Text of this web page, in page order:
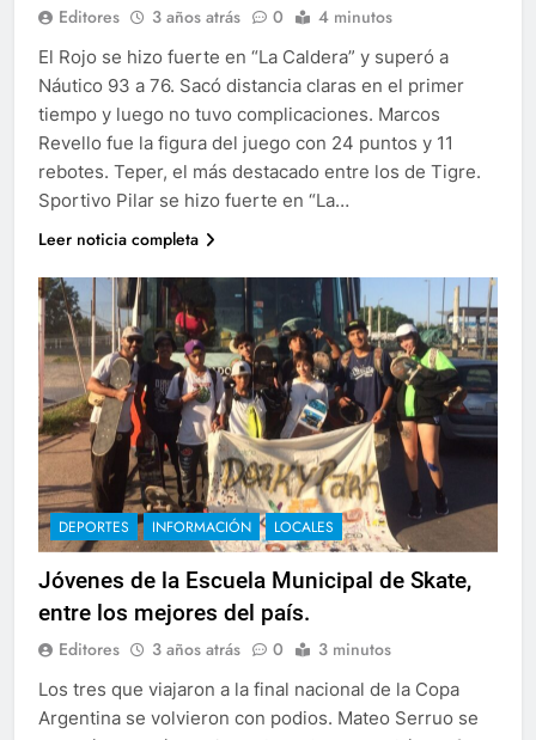
Editores 3 años atrás 0 4 minutos
El Rojo se hizo fuerte en “La Caldera” y superó a
Náutico 93 a 76. Sacó distancia claras en el primer
tiempo y luego no tuvo complicaciones. Marcos
Revello fue la figura del juego con 24 puntos y 11
rebotes. Teper, el más destacado entre los de Tigre.
Sportivo Pilar se hizo fuerte en “La…
Leer noticia completa
DEPORTES INFORMACIÓN LOCALES
Jóvenes de la Escuela Municipal de Skate,
entre los mejores del país.
Editores 3 años atrás 0 3 minutos
Los tres que viajaron a la final nacional de la Copa
Argentina se volvieron con podios. Mateo Serruo se